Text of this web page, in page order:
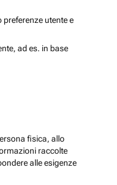
utente e
ad es. in base
fisica, allo
raccolte
alle esigenze